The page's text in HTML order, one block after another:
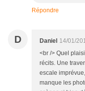
Répondre
D Daniel 14/01/
<br /> Quel
récits. Une
escale
manque les